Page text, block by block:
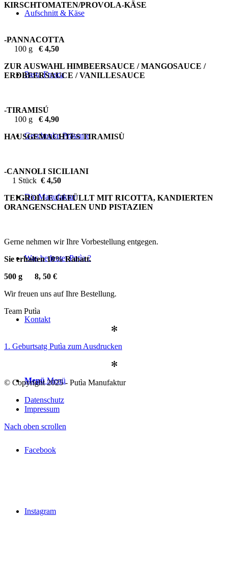
Aufschnitt & Käse
Pasta Fresca
Geschenke-Präsente
Die Manufaktur
Was bedeutet Putìa ?
Kontakt
Menü Menü
Facebook
Instagram
KIRSCHTOMATEN/PROVOLA-KÄSE
-PANNACOTTA
100 g € 4,50
ZUR AUSWAHL HIMBEERSAUCE / MANGOSAUCE /
ERDBEERSAUCE / VANILLESAUCE
-TIRAMISÚ
100 g € 4,90
HAUSGEMACHTES TIRAMISÙ
-CANNOLI SICILIANI
1 Stück € 4,50
TEIGROLLE GEFÜLLT MIT RICOTTA, KANDIERTEN
ORANGENSCHALEN UND PISTAZIEN
Gerne nehmen wir Ihre Vorbestellung entgegen.
Sie erhalten 10% Rabatt.
500 g 8, 50 €
Wir freuen uns auf Ihre Bestellung.
Team Putìa
✻
1. Geburtsatg Putìa zum Ausdrucken
✻
© Copyright 2025 - Putìa Manufaktur
Datenschutz
Impressum
Nach oben scrollen